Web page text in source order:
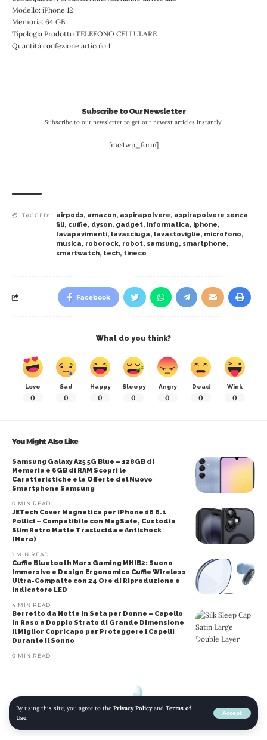
By using this site, you agree to the Privacy Policyand Terms of
Use.
Accept
Modello: iPhone 12
Memoria: 64 GB
Tipologia Prodotto TELEFONO CELLULARE
Quantità confezione articolo 1
Subscribe to Our Newsletter
Subscribe to our newsletter to get our newest articles instantly!
[mc4wp_form]
TAGGED: airpods, amazon, aspirapolvere, aspirapolvere senza
fili, cuffie, dyson, gadget, informatica, iphone,
lavapavimenti, lavasciuga, lavastoviglie, microfono,
musica, roborock, robot, samsung, smartphone,
smartwatch, tech, tineco
Facebook
What do you think?
Love
0
Sad
0
Happy
0
Sleepy
0
Angry
0
Dead
0
Wink
0
You Might Also Like
Samsung Galaxy A25 5G Blue – 128GB di
Memoria e 6GB di RAM Scopri le
Caratteristiche e le Offerte del Nuovo
Smartphone Samsung
0 MIN READ
JETech Cover Magnetica per iPhone 16 6.1
Pollici – Compatibile con MagSafe, Custodia
Slim Retro Matte Traslucida e Antishock
(Nera)
1 MIN READ
Cuffie Bluetooth Mars Gaming MHIB2: Suono
Immersivo e Design Ergonomico Cuffie Wireless
Ultra-Compatte con 24 Ore di Riproduzione e
Indicatore LED
4 MIN READ
Berretto da Notte in Seta per Donne – Capello
in Raso a Doppio Strato di Grande Dimensione
Il Miglior Copricapo per Proteggere i Capelli
Durante il Sonno
0 MIN READ